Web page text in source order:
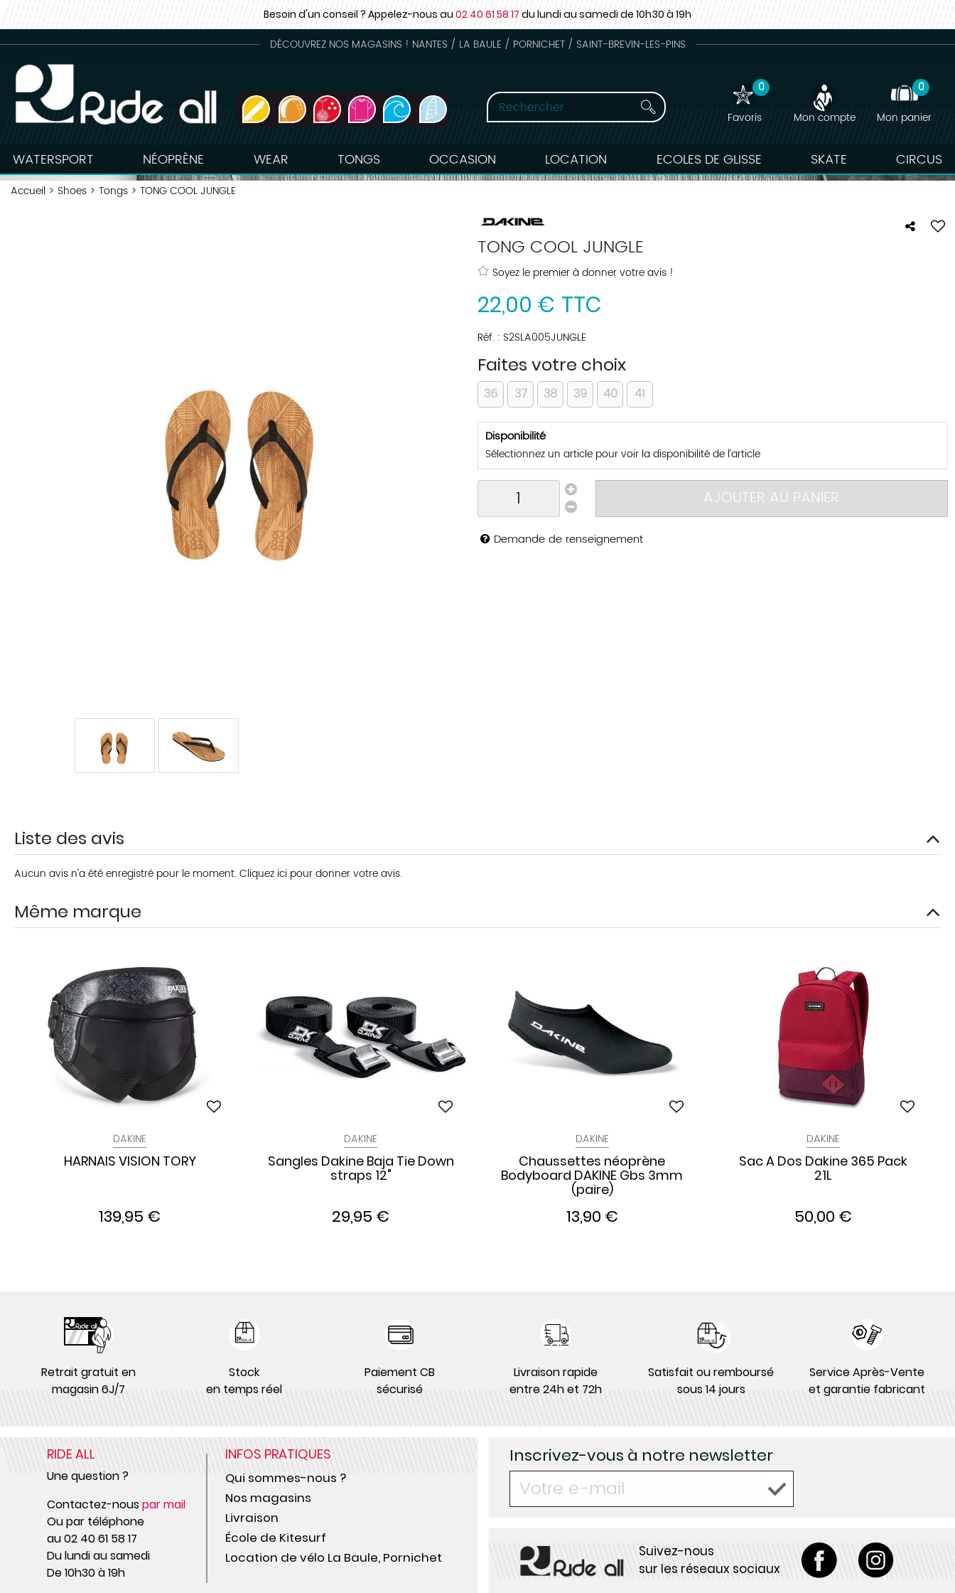
Besoin d'un conseil ? Appelez-nous au02 40 61 58 17 du lundi au samedide 10h30 à 19h
DÉCOUVREZ NOS MAGASINS ! NANTES / LA BAULE / PORNICHET / SAINT-BREVIN-LES-PINS
0
Favoris
Mon compte
0
Mon panier
WATERSPORT NÉOPRÈNE WEAR TONGS OCCASION LOCATION ECOLES DE GLISSE SKATE CIRCUS
Accueil > Shoes > Tongs > TONG COOL JUNGLE
TONG COOL JUNGLE
Soyez le premier à donner votre avis !
22,00 € TTC
Réf. : S2SLA005JUNGLE
Faites votre choix
36 37 38 39 40 41
Disponibilité
Sélectionnez un article pour voir la disponibilité de l’article
AJOUTER AU PANIER
Demande de renseignement
Liste des avis
Aucun avis n'a été enregistré pour le moment. Cliquez ici pour donner votre avis.
Même marque
DAKINE
HARNAIS VISION TORY
139,95 €
DAKINE
Sangles Dakine Baja Tie Down
straps 12"
29,95 €
DAKINE
Chaussettes néoprène
Bodyboard DAKINE Gbs 3mm
(paire)
13,90 €
DAKINE
Sac A Dos Dakine 365 Pack
21L
50,00 €
Retrait gratuit en
magasin 6J/7
Stock
en temps réel
Paiement CB
sécurisé
Livraison rapide
entre 24h et 72h
Satisfait ou remboursé
sous 14 jours
Service Après-Vente
et garantie fabricant
RIDE ALL
Une question ?
Contactez-nouspar mail
Ou par téléphone
au 02 40 61 58 17
Du lundi au samedi
De 10h30 à 19h
INFOS PRATIQUES
Qui sommes-nous ?
Nos magasins
Livraison
École de Kitesurf
Location de vélo La Baule, Pornichet
Inscrivez-vous à notre newsletter
Suivez-nous
sur les réseaux sociaux